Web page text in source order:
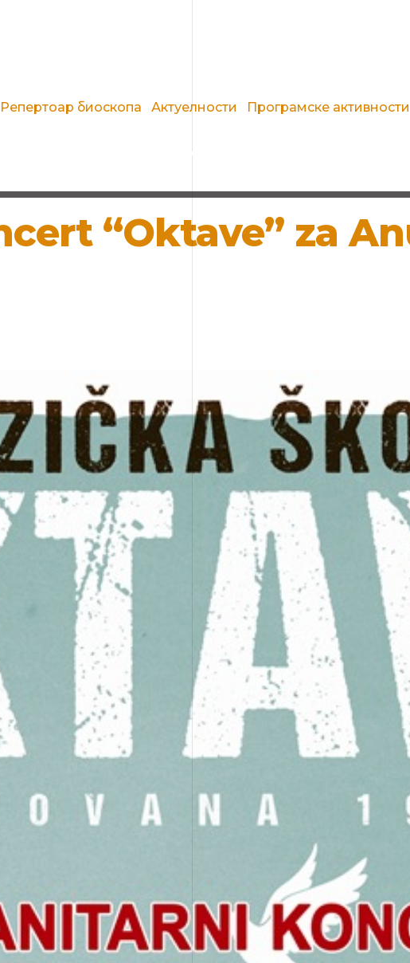
Репертоар биоскопа Актуелности Програмске активности
“Oktave” za